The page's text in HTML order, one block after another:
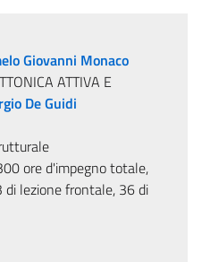
Giovanni Monaco
ATTIVA E
De Guidi
ore d'impegno totale,
di lezione frontale, 36 di